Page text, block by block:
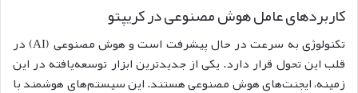
کاربردهای عامل هوش مصنوعی در کریپتو
تکنولوژی به سرعت در حال پیشرفت است و هوش مصنوعی (AI) در
قلب این تحول قرار دارد. یکی از جدیدترین ابزار توسعه‌یافته در این
زمینه، ایجنت‌های هوش مصنوعی هستند. این سیستم‌های هوشمند با